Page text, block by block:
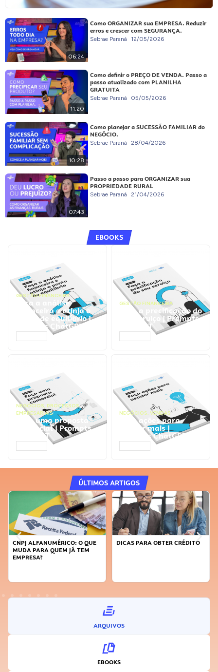
06:24
Como ORGANIZAR sua EMPRESA. Reduzir
erros e crescer com SEGURANÇA.
Sebrae Paraná 12/05/2026
11:20
Como definir o PREÇO DE VENDA. Passo a
passo atualizado com PLANILHA
GRATUITA
Sebrae Paraná 05/05/2026
10:28
Como planejar a SUCESSÃO FAMILIAR do
NEGÓCIO.
Sebrae Paraná 28/04/2026
07:43
Passo a passo para ORGANIZAR sua
PROPRIEDADE RURAL
Sebrae Paraná 21/04/2026
EBOOKS
GESTÃO FINANCEIRA
Faça a análise
financeira e atinja o
ponto de equilíbrio |
Prompts ChatGPT
GESTÃO FINANCEIRA
Faça a precificação do
seu serviço | Prompts
ChatGPT
NEGÓCIOS, PROCESSOS
EMPRESARIAIS
Faça uma proposta
comercial | Prompts
ChatGPT
NEGÓCIOS, VENDAS
Faça ações para
vender mais |
Prompts ChatGPT
ÚLTIMOS ARTIGOS
DICAS PARA OBTER CRÉDITO
FAÇA A DIFERENÇA: SEJA
ARQUIVOS
EBOOKS